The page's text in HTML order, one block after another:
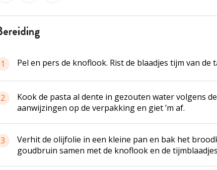
bereiding
1 Pel en pers de knoflook. Rist de blaadjes tijm van de
2
Kook de pasta al dente in gezouten water volgens de
aanwijzingen op de verpakking en giet ’m af.
3
Verhit de olijfolie in een kleine pan en bak het
goudbruin samen met de knoflook en de